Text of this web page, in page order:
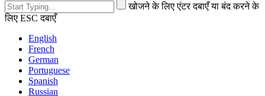
खोजने के लिए एंटर दबाएँ या बंद करने के
लिए ESC दबाएँ
English
French
German
Portuguese
Spanish
Russian